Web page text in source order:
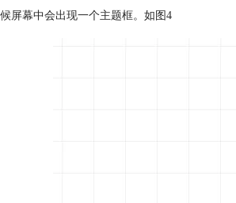
屏幕中会出现一个主题框。如图4